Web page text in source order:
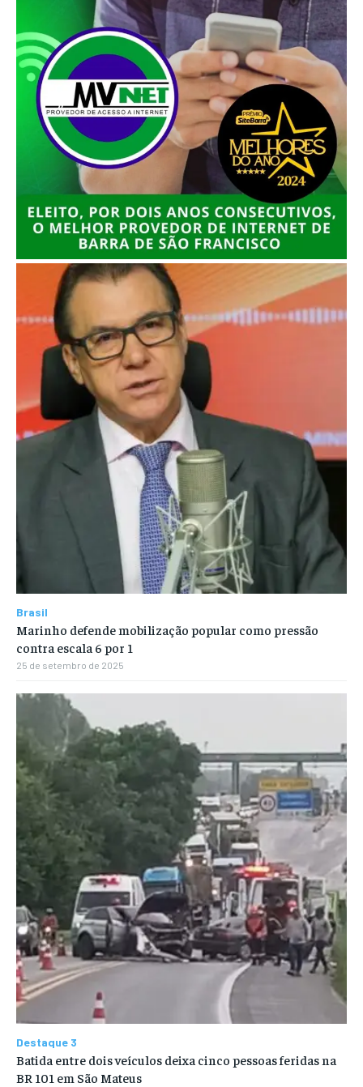
Brasil
Marinho defende mobilização popular como pressão
contra escala 6 por 1
25 de setembro de 2025
Destaque 3
Batida entre dois veículos deixa cinco pessoas feridas na
BR 101 em São Mateus